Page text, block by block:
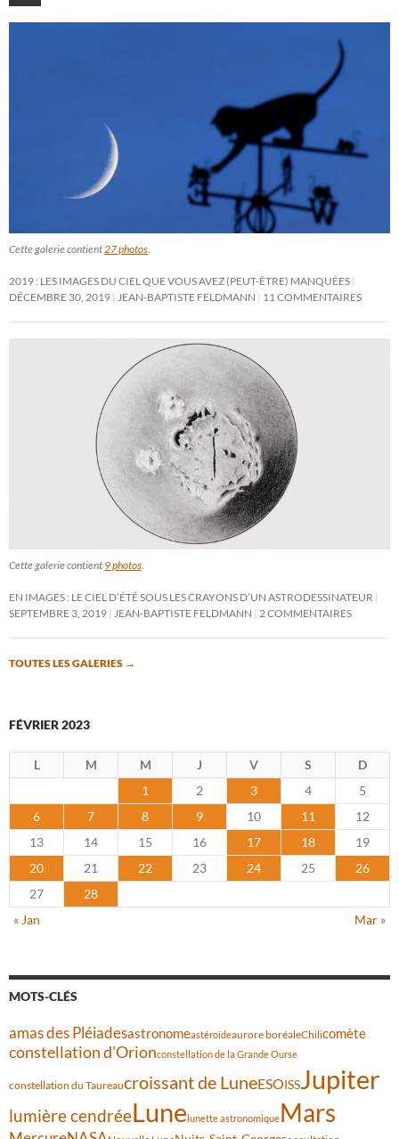
Cette galerie contient 27 photos
2019 : LES IMAGES DU CIEL QUE VOUS AVEZ (PEUT-ÊTRE) MANQUÉES
DÉCEMBRE 30, 2019
JEAN-BAPTISTE FELDMANN 11 COMMENTAIRES
Cette galerie contient 9 photos
EN IMAGES : LE CIEL D’ÉTÉ SOUS LES CRAYONS D’UN ASTRODESSINATEUR
SEPTEMBRE 3, 2019
JEAN-BAPTISTE FELDMANN 2 COMMENTAIRES
TOUTES LES GALERIES →
FÉVRIER 2023
L M M J V S
D
1
2 3 4
5
6
7 8 9 10 11
12
13
14 15 16 17 18
19
20
21 22 23 24 25
26
27
28
« Jan
Mar »
MOTS-CLÉS
amas des Pléiadesastronomeastéroïdeaurore boréaleChilicomète
constellation d'Orionconstellation de la Grande Ourse
constellation du Taureaucroissant de LuneESOISSJupiter
lumière cendréeLunelunette astronomiqueMars